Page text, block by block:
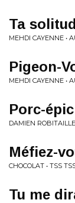
Ta
MEHDI CAYENNE •
Pigeon-
MEHDI CAYENNE •
Porc-épic
DAMIEN
Méfiez-
CHOCOLAT • TSS
Tu me